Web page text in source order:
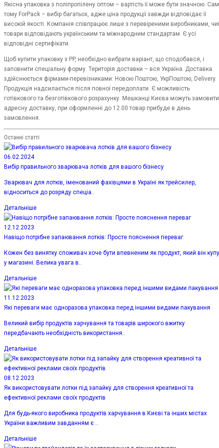
Якісна упаковка з поліпропілену оптом – вартість її може бути значною.
тому ForPack – вибір багатьох, адже ціна продукції завжди відповідає її
високій якості. Компанія співпрацює лише з перевіреними виробниками, чиї
товари відповідають українським та міжнародним стандартам. Є усі
відповідні сертифікати.
Щоб купити упаковку з PP, необхідно вибрати варіант, що сподобався, і
заповнити спеціальну форму. Територія доставки – вся Україна. Доставка
здійснюється фірмами-перевізниками: Новою Поштою, УкрПоштою, Delivery.
Продукція надсилається після повної передоплати. Є можливість
готівкового та безготівкового розрахунку. Мешканці Києва можуть замовити
адресну доставку, при оформленні до 12.00 товар прибуде в день
замовлення.
Останні статті
06.02.2024
Вибір правильного зварювача лотків для вашого бізнесу
Зварювач для лотків, іменований фахівцями в Україні як трейсилер,
відноситься до розряду спеціа..
Детальніше
12.12.2023
Навіщо потрібне запаювання лотків: Просте пояснення переваг
Кожен без винятку споживач хоче бути впевненим як продукт, який він
у магазині. Велика увага в..
Детальніше
11.12.2023
Які переваги має одноразова упаковка перед іншими видами пакування
Великий вибір продуктів харчування та товарів широкого вжитку
передбачають необхідність використання..
Детальніше
08.12.2023
Як використовувати лотки під запайку для створення креативної та
ефективної реклами своїх продуктів
Для будь-якого виробника продуктів харчування в Києві та інших містах
України важливим завданням є ..
Детальніше